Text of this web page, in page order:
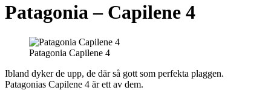
Patagonia – Capilene 4
Patagonia Capilene 4
Ibland dyker de upp, de där så gott som perfekta plaggen.
Patagonias Capilene 4 är ett av dem.